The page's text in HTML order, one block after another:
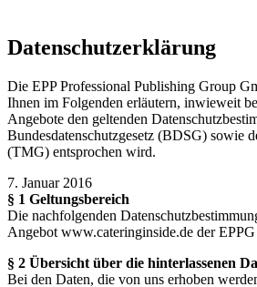
Datenschutzerklärung
Die EPP Professional Publishing Group
Ihnen im Folgenden erläutern, inwieweit
Angebote den geltenden
Bundesdatenschutzgesetz (BDSG) sowie
(TMG) entsprochen wird.
7. Januar 2016
§ 1 Geltungsbereich
Die nachfolgenden
Angebot www.cateringinside.de der EPPG
§ 2 Übersicht über die hinterlassenen
Bei den Daten, die von uns erhoben